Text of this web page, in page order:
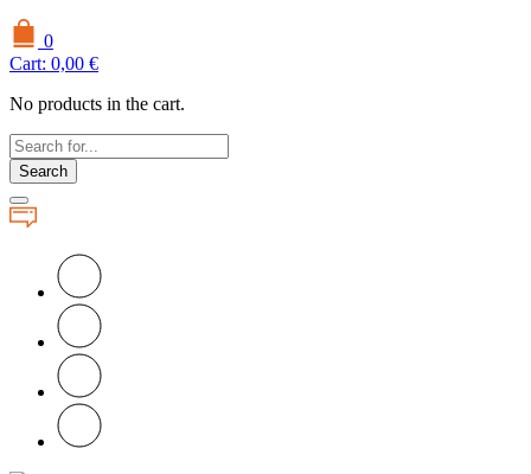
0
Cart: 0,00 €
No products in the cart.
Search